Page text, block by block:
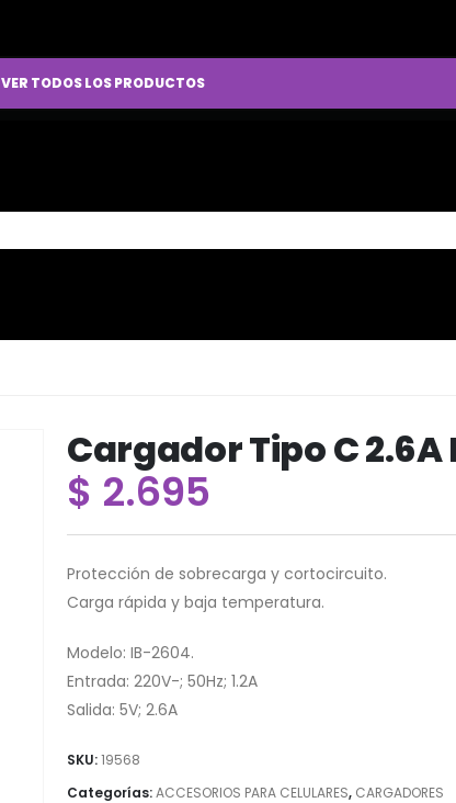
VER TODOS LOS PRODUCTOS
Cargador Tipo C
$ 2.695
Protección de sobrecarga y cortocircuito.
Carga rápida y baja temperatura.
Modelo: IB-2604.
Entrada: 220V-; 50Hz; 1.2A
Salida: 5V; 2.6A
SKU:19568
Categorías:ACCESORIOS PARA CELULARES, CARGADORES